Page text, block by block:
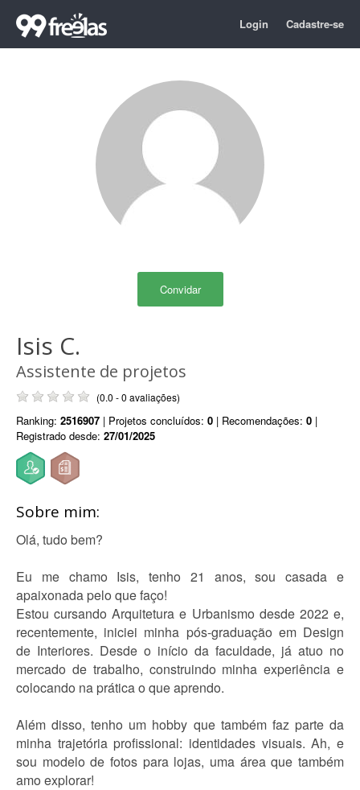
Login Cadastre-se
Convidar
Isis C.
Assistente de projetos
(0.0 - 0 avaliações)
Ranking: 2516907 | Projetos concluídos: 0 | Recomendações: 0 |
Registrado desde: 27/01/2025
Sobre mim:
Olá, tudo bem?
Eu me chamo Isis, tenho 21 anos, sou casada e
apaixonada pelo que faço!
Estou cursando Arquitetura e Urbanismo desde 2022 e,
recentemente, iniciei minha pós-graduação em Design
de Interiores. Desde o início da faculdade, já atuo no
mercado de trabalho, construindo minha experiência e
colocando na prática o que aprendo.
Além disso, tenho um hobby que também faz parte da
minha trajetória profissional: identidades visuais. Ah, e
sou modelo de fotos para lojas, uma área que também
amo explorar!